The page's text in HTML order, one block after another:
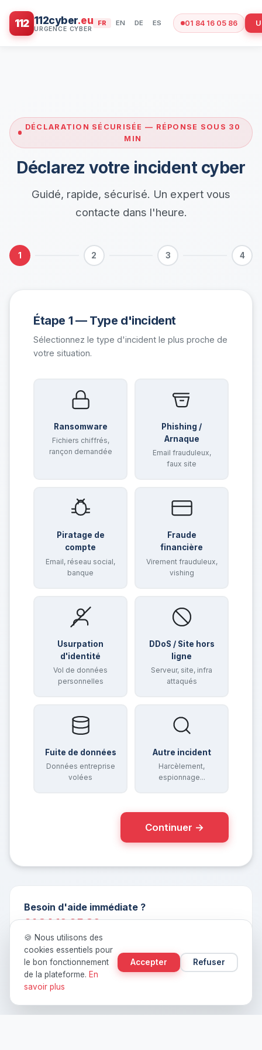
112 112cyber.eu FR EN DE ES 01 84 16 05 86
DÉCLARATION SÉCURISÉE — RÉPONSE SOUS 30
MIN
Déclarez votre incident cyber
Guidé, rapide, sécurisé. Un expert vous
contacte dans l'heure.
1 2 3 4
Étape 1 — Type d'incident
Sélectionnez le type d'incident le plus proche de
votre situation.
Ransomware
Fichiers chiffrés,
rançon demandée
Phishing /
Arnaque
Email frauduleux,
faux site
Piratage de
compte
Email, réseau social,
banque
Fraude
financière
Virement frauduleux,
vishing
Usurpation
d'identité
Vol de données
personnelles
DDoS / Site hors
ligne
Serveur, site, infra
attaqués
Fuite de données
Données entreprise
volées
Autre incident
Harcèlement,
espionnage...
Continuer →
Besoin d'aide immédiate ?
01 84 16 05 86
🍪 Nous utilisons des
cookies essentiels pour
le bon fonctionnement
de la plateforme. En
savoir plus
Accepter Refuser